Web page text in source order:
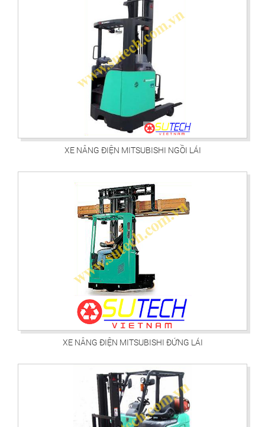
XE NÂNG ĐIỆN MITSUBISHI NGỒI LÁI
XE NÂNG ĐIỆN MITSUBISHI ĐỨNG LÁI